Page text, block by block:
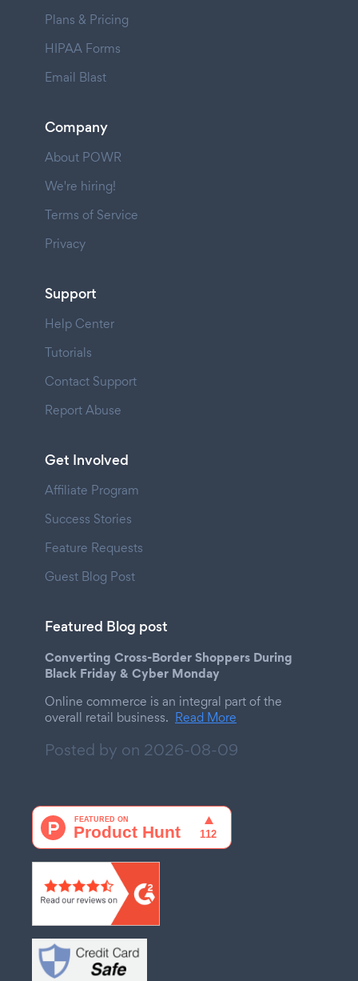
Plans & Pricing
HIPAA Forms
Email Blast
Company
About POWR
We're hiring!
Terms of Service
Privacy
Support
Help Center
Tutorials
Contact Support
Report Abuse
Get Involved
Affiliate Program
Success Stories
Feature Requests
Guest Blog Post
Featured Blog post
Converting Cross-Border Shoppers During
Black Friday & Cyber Monday
Online commerce is an integral part of the
overall retail business. Read More
Posted by on 2026-08-09